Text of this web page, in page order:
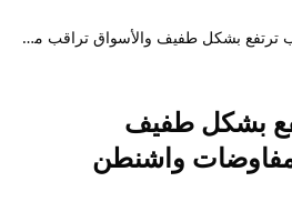
أسعار الذهب ترتفع بشكل طفيف والأسواق تراقب مفاوضات واشنطن وطهران
بشكل طفيف
واشنطن